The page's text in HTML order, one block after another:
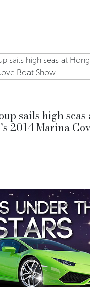
sails high seas
2014 Marina